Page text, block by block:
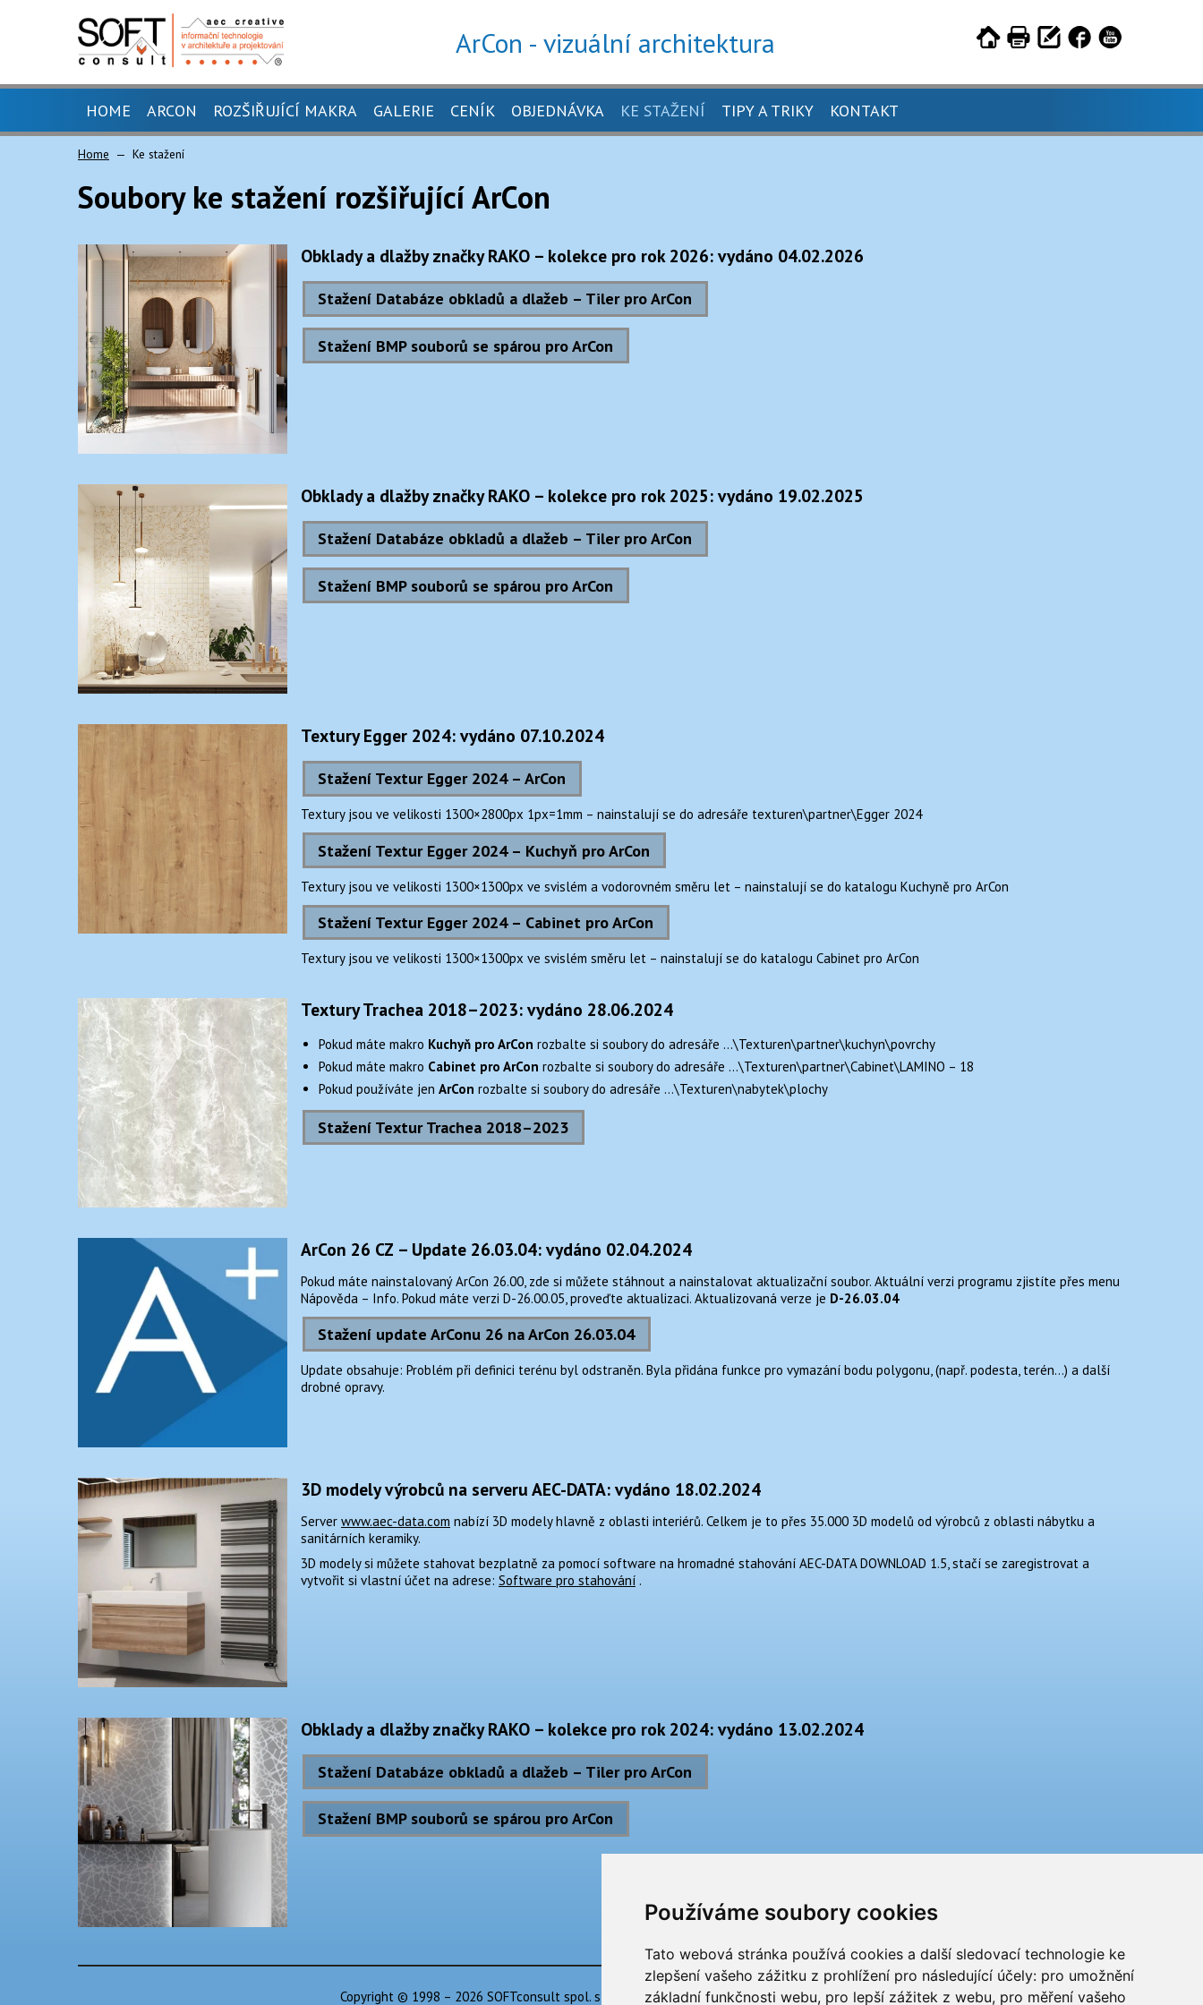
Používáme soubory cookies
Tato webová stránka používá cookies a další sledovací technologie ke
zlepšení vašeho zážitku z prohlížení pro následující účely: pro umožnění
základní funkčnosti webu, pro lepší zážitek z webu, pro měření vašeho
ArCon - vizuální architektura
HOME ARCON
ARCON 26
ARCON 26 - STUDENTSKÁ VERZE
ROZŠIŘUJÍCÍ MAKRA
TILER 3.2 PRO ARCON
CAMINUS 1.5 PRO ARCON
MONUMENTO 1.2 PRO ARCON
GALERIE CENÍK OBJEDNÁVKA KE STAŽENÍ TIPY A TRIKY KONTAKT
Home Ke stažení
Soubory ke stažení rozšiřující ArCon
Obklady a dlažby značky RAKO – kolekce pro rok 2026: vydáno 04.02.2026
Stažení Databáze obkladů a dlažeb – Tiler pro ArCon
Stažení BMP souborů se spárou pro ArCon
Obklady a dlažby značky RAKO – kolekce pro rok 2025: vydáno 19.02.2025
Stažení Databáze obkladů a dlažeb – Tiler pro ArCon
Stažení BMP souborů se spárou pro ArCon
Textury Egger 2024: vydáno 07.10.2024
Stažení Textur Egger 2024 – ArCon
Textury jsou ve velikosti 1300×2800px 1px=1mm – nainstalují se do adresáře texturen\partner\Egger 2024
Stažení Textur Egger 2024 – Kuchyň pro ArCon
Textury jsou ve velikosti 1300×1300px ve svislém a vodorovném směru let – nainstalují se do katalogu Kuchyně pro ArCon
Stažení Textur Egger 2024 – Cabinet pro ArCon
Textury jsou ve velikosti 1300×1300px ve svislém směru let – nainstalují se do katalogu Cabinet pro ArCon
Textury Trachea 2018–2023: vydáno 28.06.2024
Pokud máte makro Kuchyň pro ArCon rozbalte si soubory do adresáře …\Texturen\partner\kuchyn\povrchy
Pokud máte makro Cabinet pro ArCon rozbalte si soubory do adresáře …\Texturen\partner\Cabinet\LAMINO – 18
Pokud používáte jen ArCon rozbalte si soubory do adresáře …\Texturen\nabytek\plochy
Stažení Textur Trachea 2018–2023
ArCon 26 CZ – Update 26.03.04: vydáno 02.04.2024
Pokud máte nainstalovaný ArCon 26.00, zde si můžete stáhnout a nainstalovat aktualizační soubor. Aktuální verzi programu zjistíte přes menu
Nápověda – Info. Pokud máte verzi D-26.00.05, proveďte aktualizaci. Aktualizovaná verze je D-26.03.04
Stažení update ArConu 26 na ArCon 26.03.04
Update obsahuje: Problém při definici terénu byl odstraněn. Byla přidána funkce pro vymazání bodu polygonu, (např. podesta, terén…) a další
drobné opravy.
3D modely výrobců na serveru AEC-DATA: vydáno 18.02.2024
Server www.aec-data.com nabízí 3D modely hlavně z oblasti interiérů. Celkem je to přes 35.000 3D modelů od výrobců z oblasti nábytku a
sanitárních keramiky.
3D modely si můžete stahovat bezplatně za pomocí software na hromadné stahování AEC-DATA DOWNLOAD 1.5, stačí se zaregistrovat a
vytvořit si vlastní účet na adrese: Software pro stahování .
Obklady a dlažby značky RAKO – kolekce pro rok 2024: vydáno 13.02.2024
Stažení Databáze obkladů a dlažeb – Tiler pro ArCon
Stažení BMP souborů se spárou pro ArCon
Copyright © 1998 – 2026 SOFTconsult spol. s r.o. | Předvolby používání cookies|Impressum